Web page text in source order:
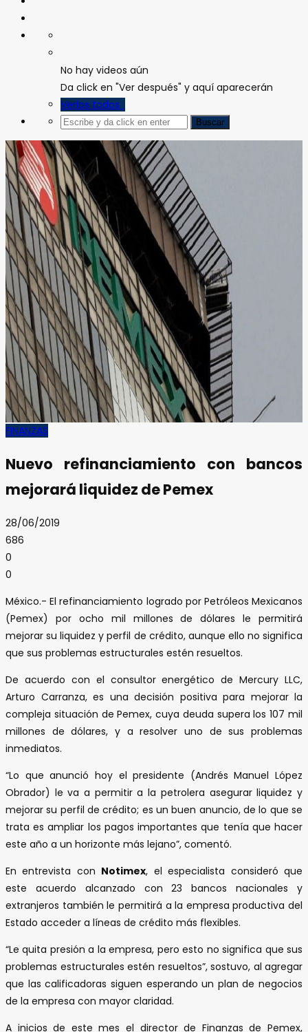
No hay videos aún
Da click en "Ver después" y aquí aparecerán
Verlos todos
FINANZAS
Nuevo refinanciamiento con bancos
mejorará liquidez de Pemex
28/06/2019
686
0
0
México.- El refinanciamiento logrado por Petróleos Mexicanos
(Pemex) por ocho mil millones de dólares le permitirá
mejorar su liquidez y perfil de crédito, aunque ello no significa
que sus problemas estructurales estén resueltos.
De acuerdo con el consultor energético de Mercury LLC,
Arturo Carranza, es una decisión positiva para mejorar la
compleja situación de Pemex, cuya deuda supera los 107 mil
millones de dólares, y a resolver uno de sus problemas
inmediatos.
“Lo que anunció hoy el presidente (Andrés Manuel López
Obrador) le va a permitir a la petrolera asegurar liquidez y
mejorar su perfil de crédito; es un buen anuncio, de lo que se
trata es ampliar los pagos importantes que tenía que hacer
este año a un horizonte más lejano”, comentó.
En entrevista con Notimex, el especialista consideró que
este acuerdo alcanzado con 23 bancos nacionales y
extranjeros también le permitirá a la empresa productiva del
Estado acceder a líneas de crédito más flexibles.
“Le quita presión a la empresa, pero esto no significa que sus
problemas estructurales estén resueltos”, sostuvo, al agregar
que las calificadoras siguen esperando un plan de negocios
de la empresa con mayor claridad.
A inicios de este mes el director de Finanzas de Pemex,